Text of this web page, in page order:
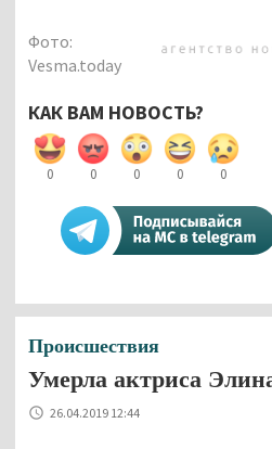
Фото:
Vesma.today
КАК ВАМ НОВОСТЬ?
0 0 0 0 0
Происшествия
Умерла актриса
26.04.2019 12:44